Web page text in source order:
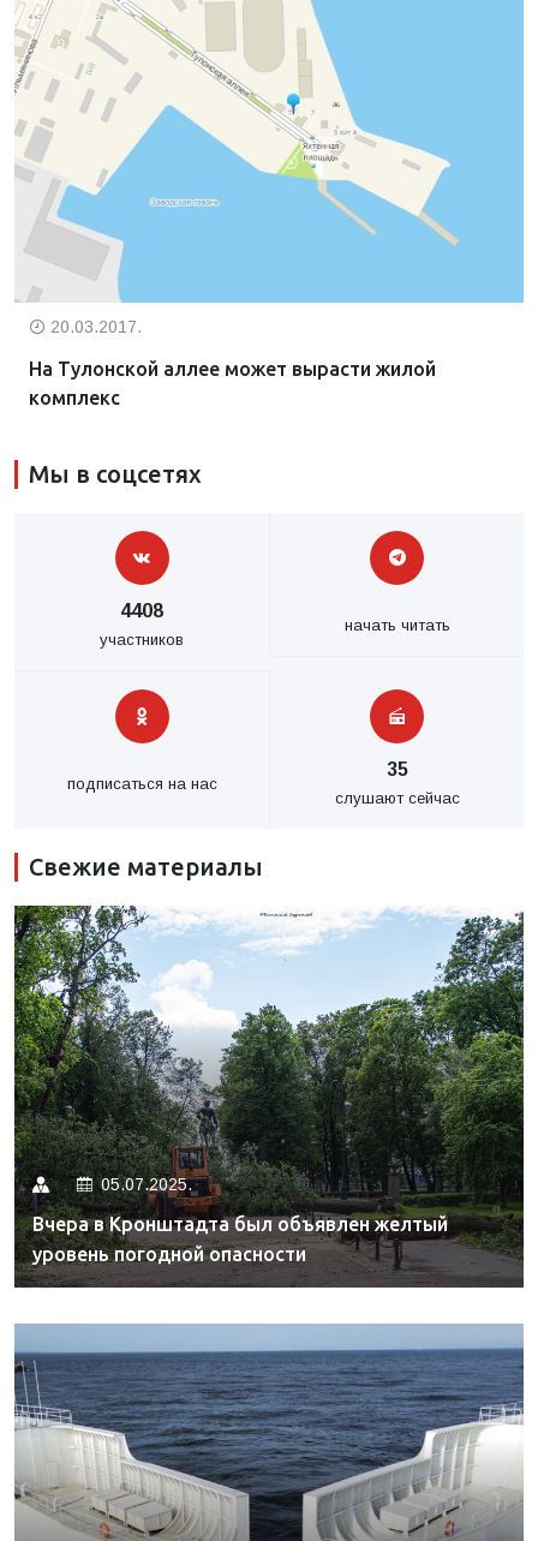
20.03.2017.
На Тулонской аллее может вырасти жилой
комплекс
Мы в соцсетях
4408
участников
начать читать
подписаться на нас
35
слушают сейчас
Свежие материалы
05.07.2025.
Вчера в Кронштадта был объявлен желтый
уровень погодной опасности